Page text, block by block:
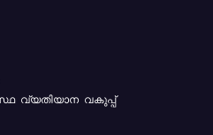
വ്യതിയാന വകുപ്പ്